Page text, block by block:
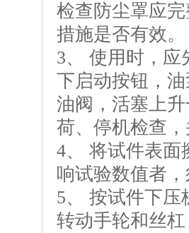
检查防尘罩应
措施是否有效。
3、 使用时，
下启动按钮，
油阀，活塞上
荷、停机检查
4、 将试件表面
响试验数值者
5、 按试件下
转动手轮和丝